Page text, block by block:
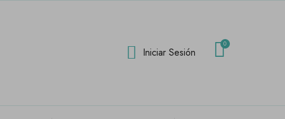
Iniciar Sesión